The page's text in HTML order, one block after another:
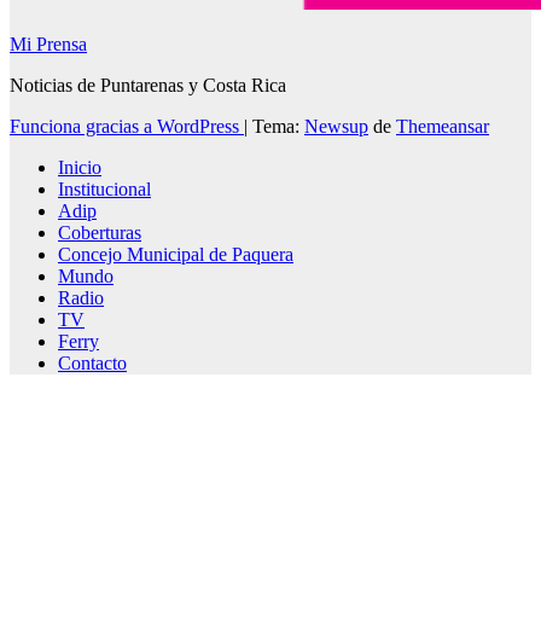
Mi Prensa
Noticias de Puntarenas y Costa Rica
Funciona gracias a WordPress | Tema: Newsup de Themeansar
Inicio
Institucional
Adip
Coberturas
Concejo Municipal de Paquera
Mundo
Radio
TV
Ferry
Contacto